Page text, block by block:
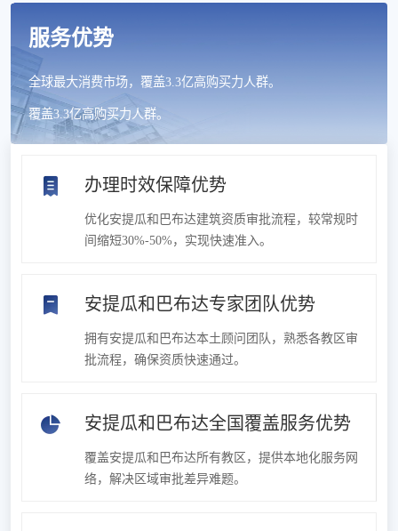
服务优势
全球最大消费市场，覆盖3.3亿高购买力人群。
覆盖3.3亿高购买力人群。
办理时效保障优势
优化安提瓜和巴布达建筑资质审批流程，较常规时
间缩短30%-50%，实现快速准入。
安提瓜和巴布达专家团队优势
拥有安提瓜和巴布达本土顾问团队，熟悉各教区审
批流程，确保资质快速通过。
安提瓜和巴布达全国覆盖服务优势
覆盖安提瓜和巴布达所有教区，提供本地化服务网
络，解决区域审批差异难题。